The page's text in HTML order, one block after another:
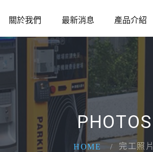
關於我們 最新消息 產品介紹
PHOTOS
HOME 完工照片